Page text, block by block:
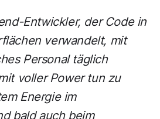
Entwickler, der Code in
verwandelt, mit
Personal täglich
voller Power tun zu
Energie im
bald auch beim